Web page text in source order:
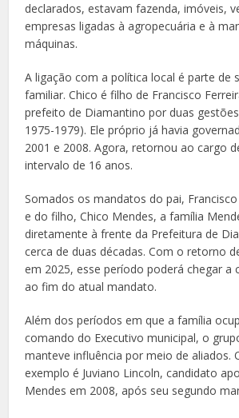
declarados, estavam fazenda, imóveis,
empresas ligadas à agropecuária e à
máquinas.
A ligação com a política local é parte de
familiar. Chico é filho de Francisco
prefeito de Diamantino por duas
1975-1979). Ele próprio já havia
2001 e 2008. Agora, retornou ao cargo
intervalo de 16 anos.
Somados os mandatos do pai,
e do filho, Chico Mendes, a família
diretamente à frente da Prefeitura de
cerca de duas décadas. Com o retorno
em 2025, esse período poderá chegar a
ao fim do atual mandato.
Além dos períodos em que a família
comando do Executivo municipal, o
manteve influência por meio de aliados.
exemplo é Juviano Lincoln, candidato
Mendes em 2008, após seu segundo